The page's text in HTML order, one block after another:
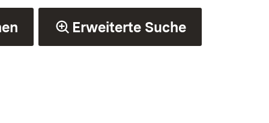
Erweiterte Suche